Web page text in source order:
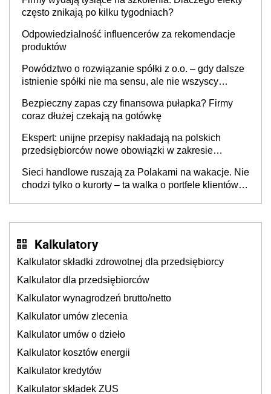
często znikają po kilku tygodniach?
Odpowiedzialność influencerów za rekomendacje
produktów
Powództwo o rozwiązanie spółki z o.o. – gdy dalsze
istnienie spółki nie ma sensu, ale nie wszyscy
Bezpieczny zapas czy finansowa pułapka? Firmy
coraz dłużej czekają na gotówkę
Ekspert: unijne przepisy nakładają na polskich
przedsiębiorców nowe obowiązki w zakresie
Sieci handlowe ruszają za Polakami na wakacje. Nie
chodzi tylko o kurorty – ta walka o portfele klientów
Kalkulatory
Kalkulator składki zdrowotnej dla przedsiębiorcy
Kalkulator dla przedsiębiorców
Kalkulator wynagrodzeń brutto/netto
Kalkulator umów zlecenia
Kalkulator umów o dzieło
Kalkulator kosztów energii
Kalkulator kredytów
Kalkulator składek ZUS